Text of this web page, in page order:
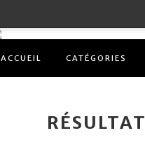
ACCUEIL CATÉGORIES